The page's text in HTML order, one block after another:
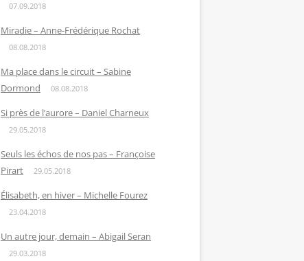
07.09.2018
Miradie – Anne-Frédérique Rochat
08.08.2018
Ma place dans le circuit – Sabine
Dormond
08.08.2018
Si près de l’aurore – Daniel Charneux
29.05.2018
Seuls les échos de nos pas – Françoise
Pirart
29.05.2018
Élisabeth, en hiver – Michelle Fourez
23.04.2018
Un autre jour, demain – Abigail Seran
29.03.2018